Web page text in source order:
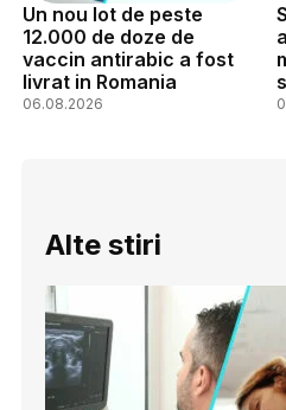
Un nou lot de peste
12.000 de doze de
vaccin antirabic a fost
livrat in Romania
06.08.2026
Alte stiri